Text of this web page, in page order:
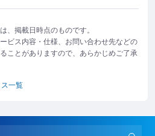
、掲載日時点のものです。
ビス内容・仕様、お問い合わせ先などの
ことがありますので、あらかじめご了承
一覧